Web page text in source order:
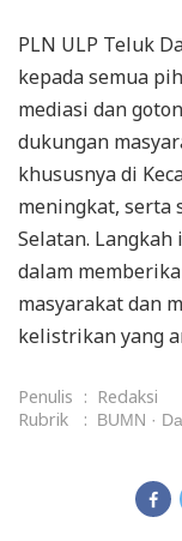
PLN ULP Teluk
kepada semua
mediasi dan
dukungan
khususnya di
meningkat, serta
Selatan.
dalam
masyarakat dan
kelistrikan yang
Penulis : Redaksi
Rubrik
: BUMN